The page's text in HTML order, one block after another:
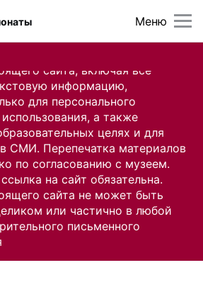
сайта, включая все
информацию,
для персонального
а также
целях и для
СМИ. Перепечатка материалов
по согласованию с музеем.
на сайт обязательна.
сайта не может быть
или частично в любой
письменного
Меню